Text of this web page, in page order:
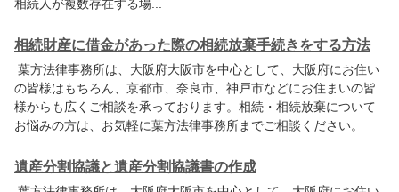
相続人が複数存在する場...
相続財産に借金があった際の相続放棄手続きをする方法
葉方法律事務所は、大阪府大阪市を中心として、大阪府にお住い
の皆様はもちろん、京都市、奈良市、神戸市などにお住まいの皆
様からも広くご相談を承っております。相続・相続放棄について
お悩みの方は、お気軽に葉方法律事務所までご相談ください。
遺産分割協議と遺産分割協議書の作成